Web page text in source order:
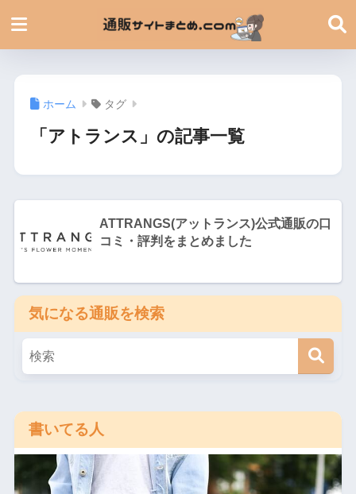
ホーム タグ
「アトランス」の記事一覧
ATTRANGS(アットランス)公式通販の口
コミ・評判をまとめました
気になる通販を検索
書いてる人